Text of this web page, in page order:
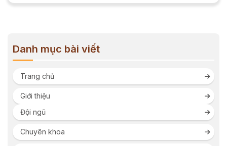
Danh mục bài viết
Trang chủ
Giới thiệu
Đội ngũ
Chuyên khoa